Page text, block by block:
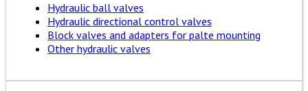
Hydraulic ball valves
Hydraulic directional control valves
Block valves and adapters for palte mounting
Other hydraulic valves